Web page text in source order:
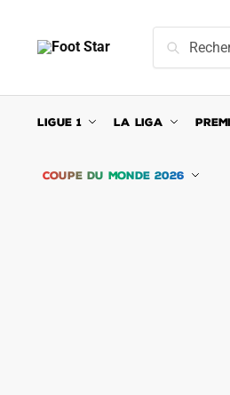
navigation
content
pour :
Recherche
LIGUE 1 LA LIGA
COUPE DU MONDE 2026